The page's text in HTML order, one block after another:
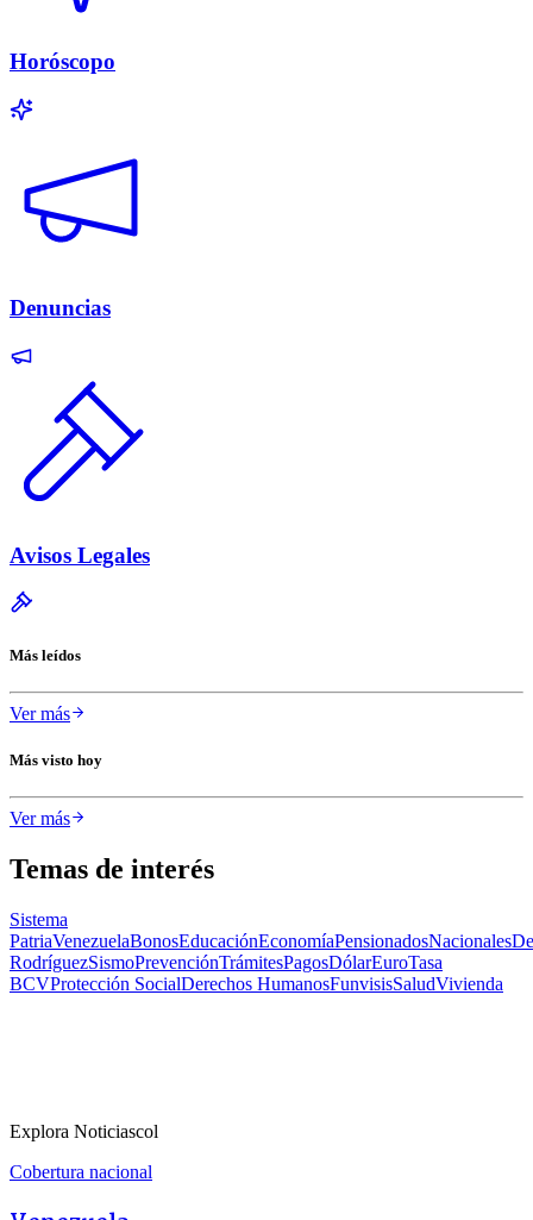
Horóscopo
Denuncias
Avisos Legales
Más leídos
Ver más
Más visto hoy
Ver más
Temas de interés
Sistema
PatriaVenezuelaBonosEducaciónEconomíaPensionadosNacionales
RodríguezSismoPrevenciónTrámitesPagosDólarEuroTasa
BCVProtección SocialDerechos HumanosFunvisisSaludVivienda
Explora Noticiascol
Cobertura nacional